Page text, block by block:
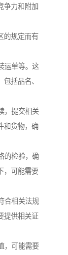
争力和附加
的规定而有
运单等。这
括品名、
，提交相关
和货物，确
的检验，确
，可能需要
合相关法规
提供相关证
，可能需要